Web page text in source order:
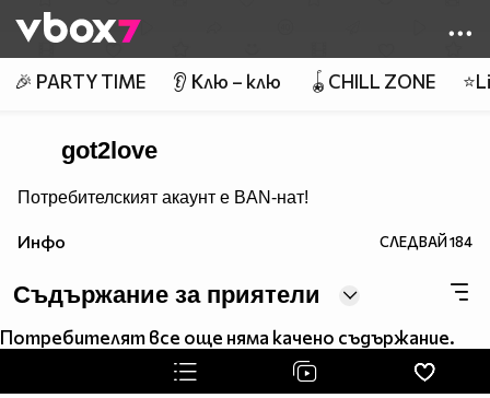
👾
🎉 PARTY TIME 👂 Клю – клю 🪀CHILL ZONE
got2love
Потребителският акаунт е BAN-нат!
Инфо СЛЕДВАЙ184
Съдържание за приятели
Потребителят все още няма качено съдържание.